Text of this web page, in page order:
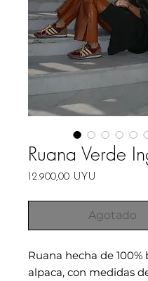
Ruana Verde
12.900,00 UYU
Agotado
Ruana hecha de 100%
alpaca, con medidas